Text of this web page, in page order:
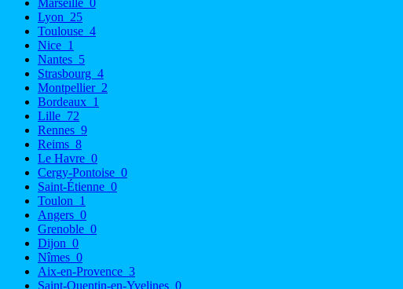
Lyon 25
Toulouse 4
Nice 1
Nantes 5
Strasbourg 4
Montpellier 2
Bordeaux 1
Lille 72
Rennes 9
Reims 8
Le Havre 0
Cergy-Pontoise 0
Saint-Étienne 0
Toulon 1
Angers 0
Grenoble 0
Dijon 0
Nîmes 0
Aix-en-Provence 3
Saint-Quentin-en-Yvelines 0